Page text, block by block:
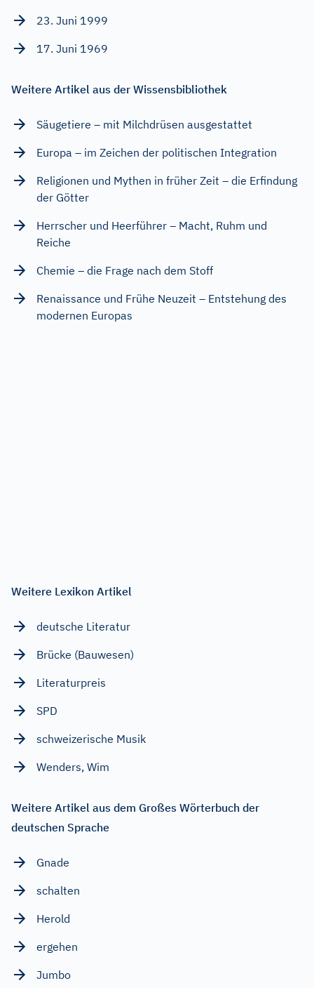
23. Juni 1999
17. Juni 1969
Weitere Artikel aus der Wissensbibliothek
Säugetiere – mit Milchdrüsen ausgestattet
Europa – im Zeichen der politischen Integration
Religionen und Mythen in früher Zeit – die Erfindung
der Götter
Herrscher und Heerführer – Macht, Ruhm und
Reiche
Chemie – die Frage nach dem Stoff
Renaissance und Frühe Neuzeit – Entstehung des
modernen Europas
Weitere Lexikon Artikel
deutsche Literatur
Brücke (Bauwesen)
Literaturpreis
SPD
schweizerische Musik
Wenders, Wim
Weitere Artikel aus dem Großes Wörterbuch der
deutschen Sprache
Gnade
schalten
Herold
ergehen
Jumbo